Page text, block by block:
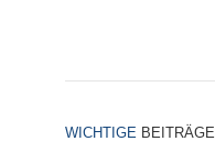
WICHTIGE BEITRÄGE